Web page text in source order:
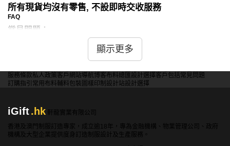
所有現貨均沒有零售, 不設即時交收服務
FAQ
常見問題：
問：現貨酒店布草是否使用高品質面料製作？
答：是的，iGift提供的現貨酒店布草使用高品質面料製作，
如高支數純棉和高密度聚酯纖維，確保柔軟舒適，耐用且易
於清洗，提升客房的整體質感。
問：現貨抱枕是否有多種設計圖案？
答：是的，iGift提供的現貨抱枕有多種設計圖案可供選擇，
顯示更多
服務條款私人政策客戶 網站導航博客布料總匯設計選擇客戶包括常見問題
訂購指引 常用布料輔料包裝 圖樣印制 設計站設計選擇
iGift.hk
軒龍實業有限公司
香港及澳門制服訂造專家，成立逾18年，專為金融機構、物業管理公司、政府
機構及大型企業提供度身訂造制服設計及生產服務。